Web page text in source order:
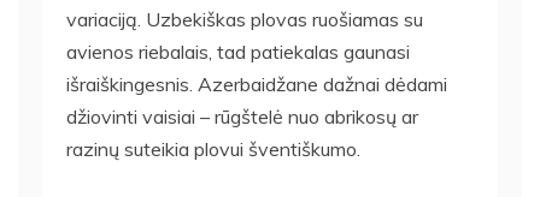
variaciją. Uzbekiškas plovas ruošiamas su
avienos riebalais, tad patiekalas gaunasi
išraiškingesnis. Azerbaidžane dažnai dėdami
džiovinti vaisiai – rūgštelė nuo abrikosų ar
razinų suteikia plovui šventiškumo.